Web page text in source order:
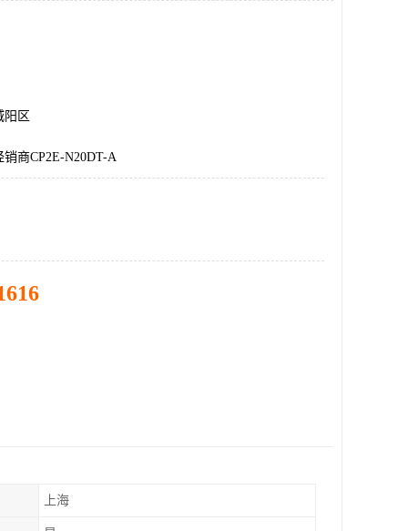
阳区
商CP2E-N20DT-A
上海